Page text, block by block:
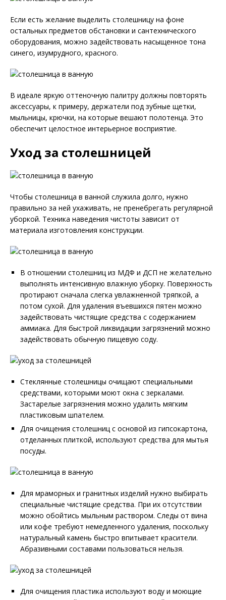
Если есть желание выделить столешницу на фоне
остальных предметов обстановки и сантехнического
оборудования, можно задействовать насыщенное тона
синего, изумрудного, красного.
В идеале яркую оттеночную палитру должны повторять
аксессуары, к примеру, держатели под зубные щетки,
мыльницы, крючки, на которые вешают полотенца. Это
обеспечит целостное интерьерное восприятие.
Уход за столешницей
Чтобы столешница в ванной служила долго, нужно
правильно за ней ухаживать, не пренебрегать регулярной
уборкой. Техника наведения чистоты зависит от
материала изготовления конструкции.
В отношении столешниц из МДФ и ДСП не желательно
выполнять интенсивную влажную уборку. Поверхность
протирают сначала слегка увлажненной тряпкой, а
потом сухой. Для удаления въевшихся пятен можно
задействовать чистящие средства с содержанием
аммиака. Для быстрой ликвидации загрязнений можно
задействовать обычную пищевую соду.
Стеклянные столешницы очищают специальными
средствами, которыми моют окна с зеркалами.
Застарелые загрязнения можно удалить мягким
пластиковым шпателем.
Для очищения столешниц с основой из гипсокартона,
отделанных плиткой, используют средства для мытья
посуды.
Для мраморных и гранитных изделий нужно выбирать
специальные чистящие средства. При их отсутствии
можно обойтись мыльным раствором. Следы от вина
или кофе требуют немедленного удаления, поскольку
натуральный камень быстро впитывает красители.
Абразивными составами пользоваться нельзя.
Для очищения пластика используют воду и моющие